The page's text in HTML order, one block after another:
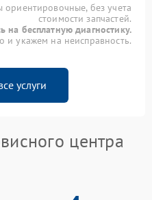
ориентировочные, без учета
стоимости запчастей.
на бесплатную диагностику.
и укажем на неисправность.
услуги
центра